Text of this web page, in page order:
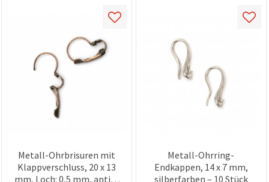
Metall-Ohrbrisuren mit
Klappverschluss, 20 x 13
mm, Loch: 0,5 mm, antik-
Metall-Ohrring-
Endkappen, 14 x 7 mm,
silberfarben – 10 Stück